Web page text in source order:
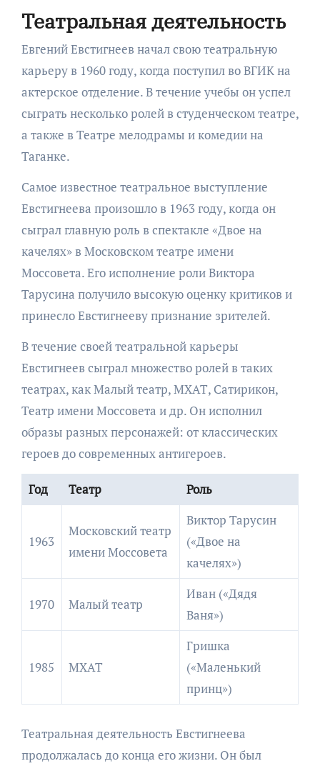
Театральная деятельность
Евгений Евстигнеев начал свою театральную
карьеру в 1960 году, когда поступил во ВГИК на
актерское отделение. В течение учебы он успел
сыграть несколько ролей в студенческом театре,
а также в Театре мелодрамы и комедии на
Таганке.
Самое известное театральное выступление
Евстигнеева произошло в 1963 году, когда он
сыграл главную роль в спектакле «Двое на
качелях» в Московском театре имени
Моссовета. Его исполнение роли Виктора
Тарусина получило высокую оценку критиков и
принесло Евстигнееву признание зрителей.
В течение своей театральной карьеры
Евстигнеев сыграл множество ролей в таких
театрах, как Малый театр, МХАТ, Сатирикон,
Театр имени Моссовета и др. Он исполнил
образы разных персонажей: от классических
героев до современных антигероев.
Год Театр Роль
1963
Московский театр
имени Моссовета
Виктор Тарусин
(«Двое на
качелях»)
1970 Малый театр
Иван («Дядя
Ваня»)
1985 МХАТ
Гришка
(«Маленький
принц»)
Театральная деятельность Евстигнеева
продолжалась до конца его жизни. Он был